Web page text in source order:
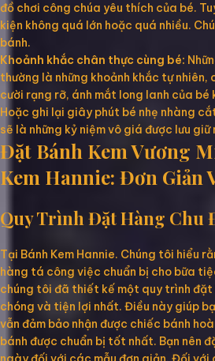
đồ chơi công chúa yêu thích của bé.
kiện không quá lớn hoặc quá nhiều.
bánh.
Khoảnh khắc chân thực cùng bé:
thường là những khoảnh khắc tự
cười rạng rỡ, ánh mắt long lanh của bé
Hoặc ghi lại giây phút bé nhẹ nhàng
sẽ là những kỷ niệm vô giá được lưu giữ
Đặt Bánh Kem Vương
Kem Hannie: Đơn Giản
Quy Trình Đặt Hàng Chu
Tại Bánh Kem Hannie. Chúng tôi hiểu
hàng tá công việc chuẩn bị cho bữa
chúng tôi đã thiết kế một quy trình đặt
chóng và tiện lợi nhất. Điều này giúp
vẫn đảm bảo nhận được chiếc bánh
bánh được chuẩn bị tốt nhất. Bạn nên